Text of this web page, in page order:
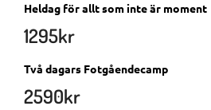
Heldag för allt som inte är moment
1295kr
Två dagars Fotgåendecamp
2590kr